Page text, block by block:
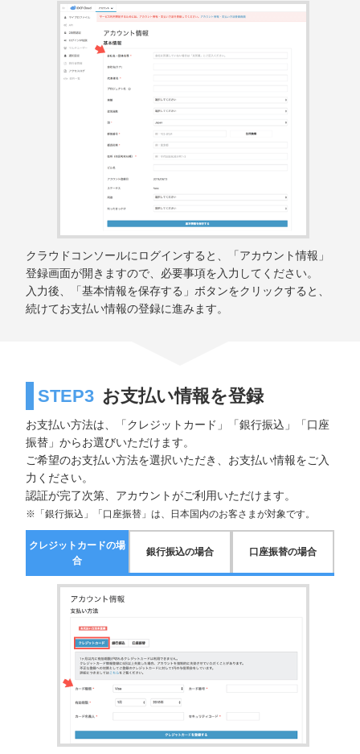
クラウドコンソールにログインすると、「アカウント情報」
登録画面が開きますので、必要事項を入力してください。
入力後、「基本情報を保存する」ボタンをクリックすると、
続けてお支払い情報の登録に進みます。
STEP3 お支払い情報を登録
お支払い方法は、「クレジットカード」「銀行振込」「口座
振替」からお選びいただけます。
ご希望のお支払い方法を選択いただき、お支払い情報をご入
力ください。
認証が完了次第、アカウントがご利用いただけます。
※「銀行振込」「口座振替」は、日本国内のお客さまが対象です。
クレジットカードの場
合
銀行振込の場合 口座振替の場合